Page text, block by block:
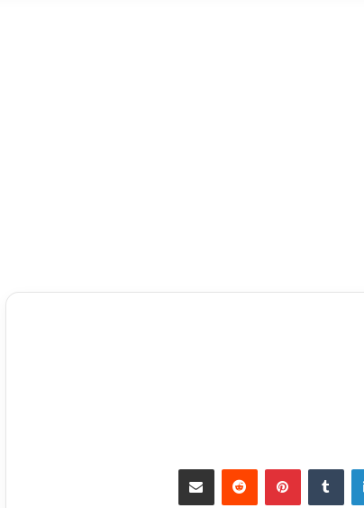
لينكدإن ‏Tumblr بينتيريست
‏Reddit مشاركة عبر البريد